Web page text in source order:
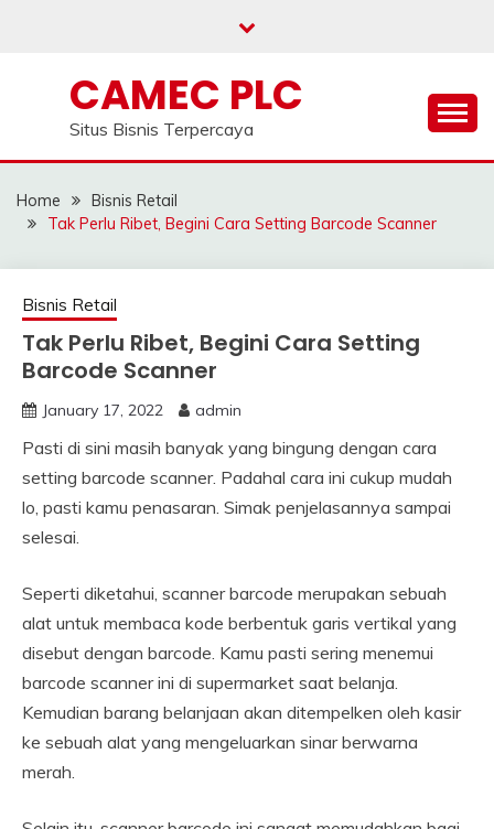
CAMEC PLC
Situs Bisnis Terpercaya
Home
Bisnis Retail
Tak Perlu Ribet, Begini Cara Setting Barcode Scanner
Bisnis Retail
Tak Perlu Ribet, Begini Cara Setting
Barcode Scanner
January 17, 2022 admin
Pasti di sini masih banyak yang bingung dengan cara
setting barcode scanner. Padahal cara ini cukup mudah
lo, pasti kamu penasaran. Simak penjelasannya sampai
selesai.
Seperti diketahui, scanner barcode merupakan sebuah
alat untuk membaca kode berbentuk garis vertikal yang
disebut dengan barcode. Kamu pasti sering menemui
barcode scanner ini di supermarket saat belanja.
Kemudian barang belanjaan akan ditempelken oleh kasir
ke sebuah alat yang mengeluarkan sinar berwarna
merah.